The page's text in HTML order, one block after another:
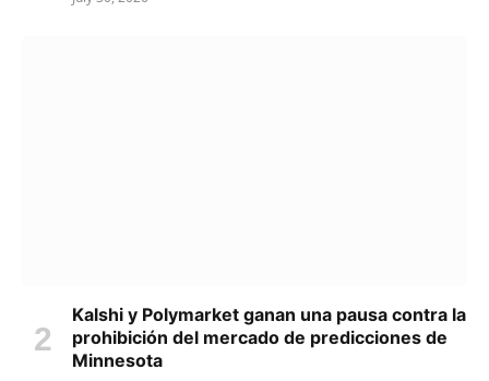
Kalshi y Polymarket ganan una pausa contra la
prohibición del mercado de predicciones de
Minnesota